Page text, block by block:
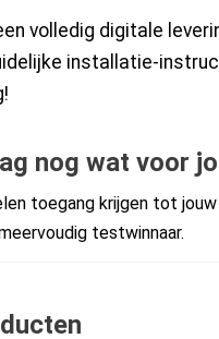
volledig digitale
installatie-
nog wat voor
toegang krijgen tot
testwinnaar.